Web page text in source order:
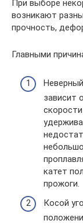
При выборе
возникают
прочность,
Главными
зависит
катет
прожоги.
Косой